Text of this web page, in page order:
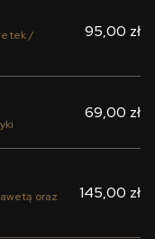
/
95,00 zł
69,00 zł
oraz
145,00 zł